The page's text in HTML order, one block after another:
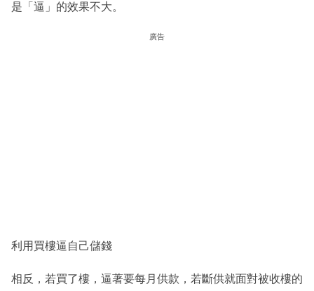
是「逼」的效果不大。
廣告
利用買樓逼自己儲錢
相反，若買了樓，逼著要每月供款，若斷供就面對被收樓的